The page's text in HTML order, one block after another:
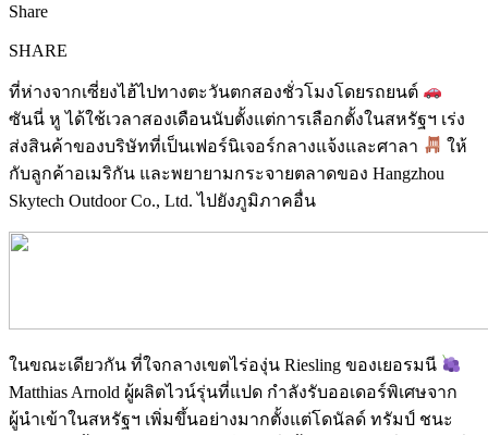
Share
SHARE
ที่ห่างจากเซี่ยงไฮ้ไปทางตะวันตกสองชั่วโมงโดยรถยนต์
ซันนี่ หู ได้ใช้เวลาสองเดือนนับตั้งแต่การเลือกตั้งในสหรัฐฯ เร่ง
ส่งสินค้าของบริษัทที่เป็นเฟอร์นิเจอร์กลางแจ้งและศาลา
ให้
กับลูกค้าอเมริกัน และพยายามกระจายตลาดของ Hangzhou
Skytech Outdoor Co., Ltd. ไปยังภูมิภาคอื่น
ในขณะเดียวกัน ที่ใจกลางเขตไร่องุ่น Riesling ของเยอรมนี
Matthias Arnold ผู้ผลิตไวน์รุ่นที่แปด กำลังรับออเดอร์พิเศษจาก
ผู้นำเข้าในสหรัฐฯ เพิ่มขึ้นอย่างมากตั้งแต่โดนัลด์ ทรัมป์ ชนะ